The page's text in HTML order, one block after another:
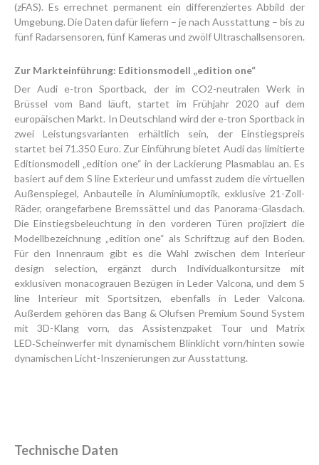
(zFAS). Es errechnet permanent ein differenziertes Abbild der
Umgebung. Die Daten dafür liefern – je nach Ausstattung – bis zu
fünf Radarsensoren, fünf Kameras und zwölf Ultraschallsensoren.
Zur Markteinführung: Editionsmodell „edition one“
Der Audi e-tron Sportback, der im CO2-neutralen Werk in
Brüssel vom Band läuft, startet im Frühjahr 2020 auf dem
europäischen Markt. In Deutschland wird der e-tron Sportback in
zwei Leistungsvarianten erhältlich sein, der Einstiegspreis
startet bei 71.350 Euro. Zur Einführung bietet Audi das limitierte
Editionsmodell „edition one“ in der Lackierung Plasmablau an. Es
basiert auf dem S line Exterieur und umfasst zudem die virtuellen
Außenspiegel, Anbauteile in Aluminiumoptik, exklusive 21-Zoll-
Räder, orangefarbene Bremssättel und das Panorama-Glasdach.
Die Einstiegsbeleuchtung in den vorderen Türen projiziert die
Modellbezeichnung „edition one“ als Schriftzug auf den Boden.
Für den Innenraum gibt es die Wahl zwischen dem Interieur
design selection, ergänzt durch Individualkontursitze mit
exklusiven monacograuen Bezügen in Leder Valcona, und dem S
line Interieur mit Sportsitzen, ebenfalls in Leder Valcona.
Außerdem gehören das Bang & Olufsen Premium Sound System
mit 3D-Klang vorn, das Assistenzpaket Tour und Matrix
LED‑Scheinwerfer mit dynamischem Blinklicht vorn/hinten sowie
dynamischen Licht-Inszenierungen zur Ausstattung.
Technische Daten